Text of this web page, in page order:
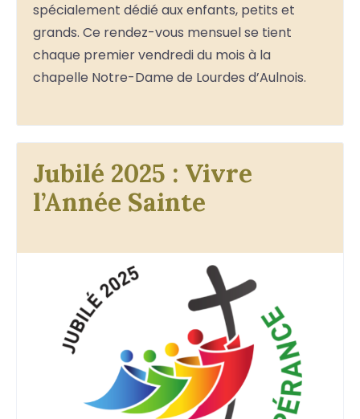
spécialement dédié aux enfants, petits et
grands. Ce rendez-vous mensuel se tient
chaque premier vendredi du mois à la
chapelle Notre-Dame de Lourdes d’Aulnois.
Jubilé 2025 : Vivre
l’Année Sainte